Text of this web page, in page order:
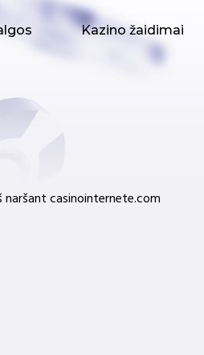
Kazino žaidimai
naršant casinointernete.com